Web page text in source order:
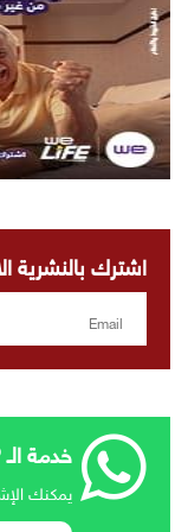
اشترك بالنشرية
خدمة الـ WHATSAPP
يمكنك